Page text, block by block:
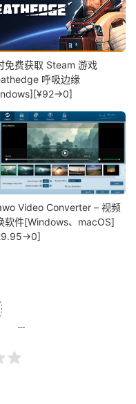
免费获取 Steam 游戏
呼吸边缘
Video Converter – 视频
软件[Windows、macOS]